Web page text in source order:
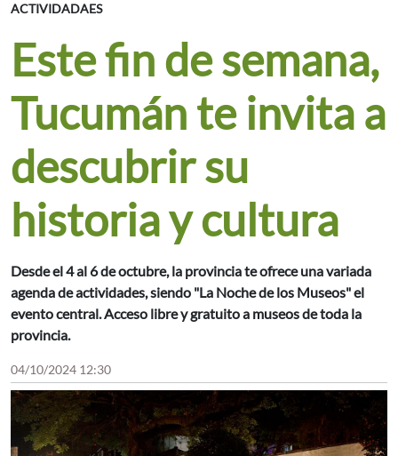
ACTIVIDADAES
Este fin de semana,
Tucumán te invita a
descubrir su
historia y cultura
Desde el 4 al 6 de octubre, la provincia te ofrece una variada
agenda de actividades, siendo "La Noche de los Museos" el
evento central. Acceso libre y gratuito a museos de toda la
provincia.
04/10/2024 12:30